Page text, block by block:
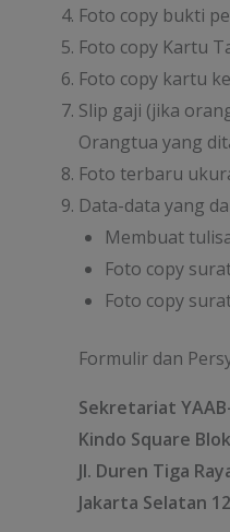
Foto copy bukti
Foto copy Kartu
Foto copy kartu
Slip gaji (jika
Orangtua yang
Foto terbaru
Data-data yang
Membuat
Foto copy
Foto copy
Formulir dan
Sekretariat
Kindo Square
Jl. Duren Tiga
Jakarta Selatan